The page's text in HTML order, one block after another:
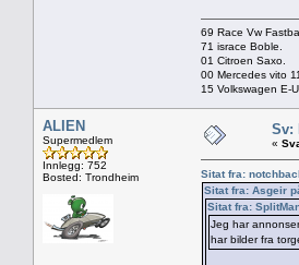
69 Race Vw
71 israce Boble.
01 Citroen Saxo.
00 Mercedes vito
15 Volkswagen E-
ALIEN
Supermedlem
Innlegg: 752
Bosted: Trondheim
Sv:
«
Sitat fra:
Sitat fra: Asgeir
Sitat fra:
Jeg har
har bilder fra